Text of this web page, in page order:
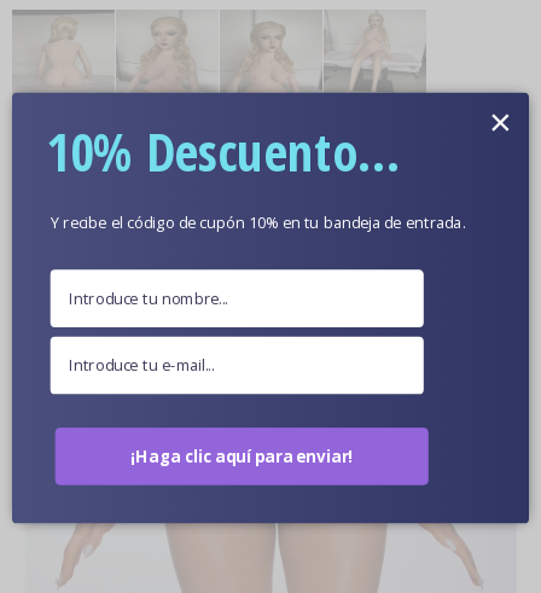
Más información
Fotos De Muñecas En Primer Plano
10% Descuento...
Y recibe el código de cupón 10% en tu bandeja de entrada.
¡Haga clic aquí para enviar!
×